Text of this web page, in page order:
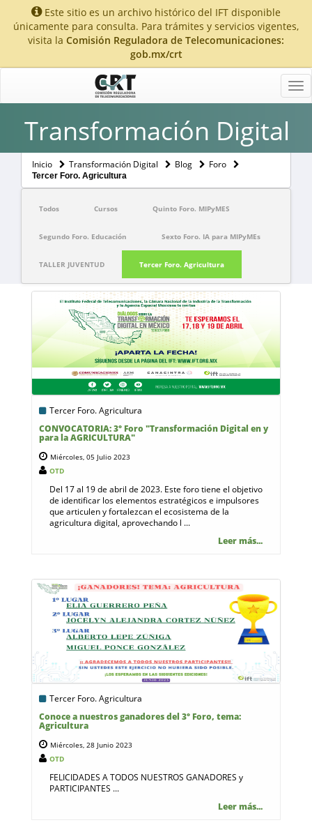
Este sitio es un archivo histórico del IFT disponible
únicamente para consulta. Para trámites y servicios vigentes,
visita la Comisión Reguladora de Telecomunicaciones:
gob.mx/crt
Transformación Digital
Inicio Transformación Digital Blog Foro
Tercer Foro. Agricultura
Todos Cursos Quinto Foro. MIPyMES
Segundo Foro. Educación Sexto Foro. IA para MIPyMEs
TALLER JUVENTUD Tercer Foro. Agricultura
Tercer Foro. Agricultura
CONVOCATORIA: 3° Foro "Transformación Digital en y
para la AGRICULTURA"
Miércoles, 05 Julio 2023
OTD
Del 17 al 19 de abril de 2023. Este foro tiene el objetivo
de identificar los elementos estratégicos e impulsores
que articulen y fortalezcan el ecosistema de la
agricultura digital, aprovechando l ...
Leer más...
Tercer Foro. Agricultura
Conoce a nuestros ganadores del 3° Foro, tema:
Agricultura
Miércoles, 28 Junio 2023
OTD
FELICIDADES A TODOS NUESTROS GANADORES y
PARTICIPANTES ...
Leer más...